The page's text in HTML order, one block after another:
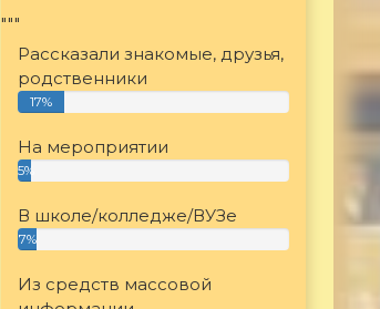
"""
Рассказали знакомые, друзья,
родственники
17%
На мероприятии
5%
В школе/колледже/ВУЗе
7%
Из средств массовой